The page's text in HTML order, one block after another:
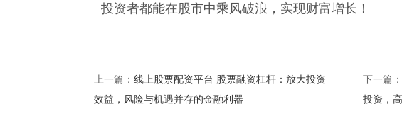
投资者都能在股市中乘风破浪，实现财富增长！
上一篇： 线上股票配资平台 股票融资杠杆：放大投资
效益，风险与机遇并存的金融利器
下一篇：
投资，